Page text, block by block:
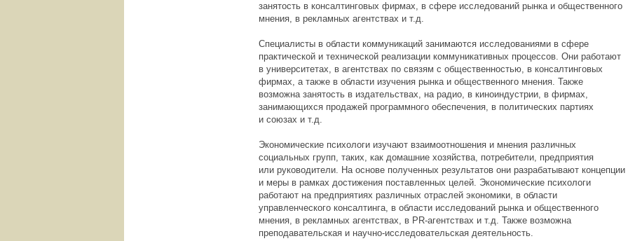
занятость в консалтинговых фирмах, в сфере исследований рынка и общественного
мнения, в рекламных агентствах и т.д.
Специалисты в области коммуникаций занимаются исследованиями в сфере
практической и технической реализации коммуникативных процессов. Они работают
в университетах, в агентствах по связям с общественностью, в консалтинговых
фирмах, а также в области изучения рынка и общественного мнения. Также
возможна занятость в издательствах, на радио, в киноиндустрии, в фирмах,
занимающихся продажей программного обеспечения, в политических партиях
и союзах и т.д.
Экономические психологи изучают взаимоотношения и мнения различных
социальных групп, таких, как домашние хозяйства, потребители, предприятия
или руководители. На основе полученных результатов они разрабатывают концепции
и меры в рамках достижения поставленных целей. Экономические психологи
работают на предприятиях различных отраслей экономики, в области
управленческого консалтинга, в области исследований рынка и общественного
мнения, в рекламных агентствах, в PR-агентствах и т.д. Также возможна
преподавательская и научно-исследовательская деятельность.